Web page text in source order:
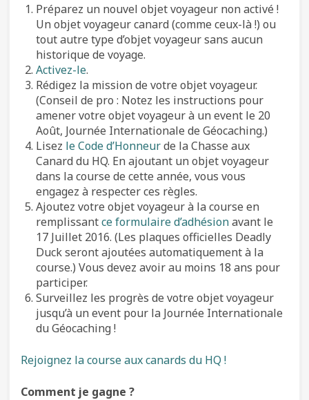
Préparez un nouvel objet voyageur non activé !
Un objet voyageur canard (comme ceux-là !) ou
tout autre type d’objet voyageur sans aucun
historique de voyage.
Activez-le.
Rédigez la mission de votre objet voyageur.
(Conseil de pro : Notez les instructions pour
amener votre objet voyageur à un event le 20
Août, Journée Internationale de Géocaching.)
Lisez le Code d’Honneurde la Chasse aux
Canard du HQ. En ajoutant un objet voyageur
dans la course de cette année, vous vous
engagez à respecter ces règles.
Ajoutez votre objet voyageur à la course en
remplissantce formulaire d’adhésionavant le
17 Juillet 2016. (Les plaques officielles Deadly
Duck seront ajoutées automatiquement à la
course.) Vous devez avoir au moins 18 ans pour
participer.
Surveillez les progrès de votre objet voyageur
jusqu’à un event pour la Journée Internationale
du Géocaching !
Rejoignez la course aux canards du HQ !
Comment je gagne ?